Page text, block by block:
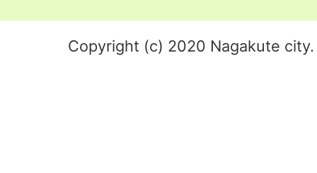
Copyright (c) 2020 Nagakute